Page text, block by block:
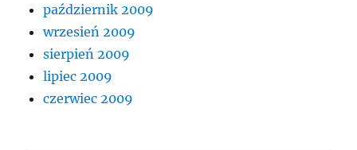
październik 2009
wrzesień 2009
sierpień 2009
lipiec 2009
czerwiec 2009